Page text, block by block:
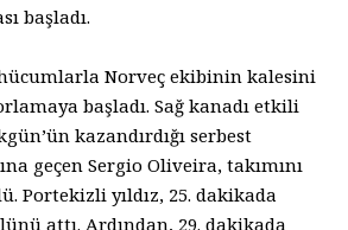
başladı.
hücumlarla Norveç ekibinin kalesini
başladı. Sağ kanadı etkili
kazandırdığı serbest
geçen Sergio Oliveira, takımını
Portekizli yıldız, 25. dakikada
attı. Ardından, 29. dakikada